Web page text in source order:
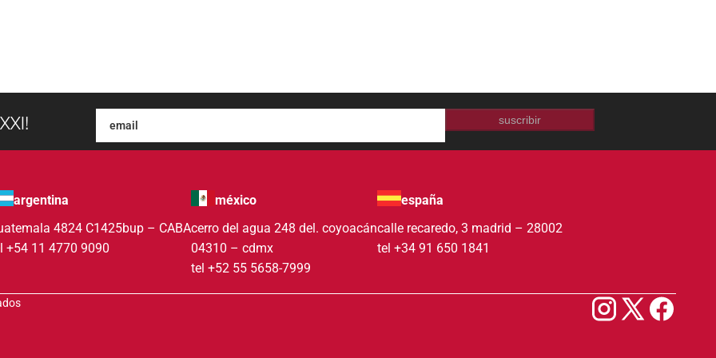
suscribir
argentina
4824 C1425bup – CABA
+54 11 4770 9090
méxico
cerro del agua 248 del. coyoacán
04310 – cdmx
tel +52 55 5658-7999
españa
calle recaredo, 3 madrid – 28002
tel +34 91 650 1841